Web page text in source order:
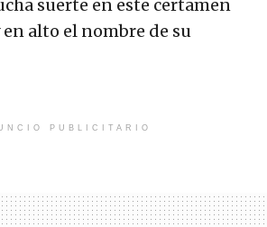
suerte en este certamen
alto el nombre de su
PUBLICITARIO